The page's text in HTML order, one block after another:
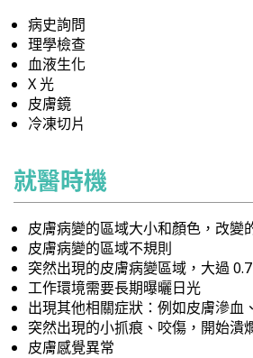
病史詢問
理學檢查
血液生化
X 光
皮膚鏡
冷凍切片
就醫時機
皮膚病變的區域大小和顏色，改變
皮膚病變的區域不規則
突然出現的皮膚病變區域，大過
工作環境需要長期曝曬日光
出現其他相關症狀：例如皮膚滲血
突然出現的小抓痕、咬傷，開始潰
皮膚感覺異常